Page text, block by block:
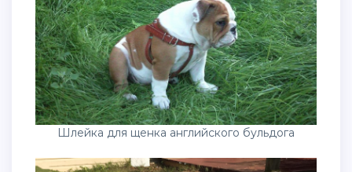
Шлейка для щенка английского бульдога